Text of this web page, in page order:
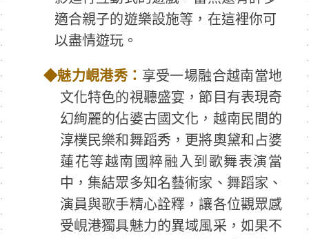
適合親子的遊樂設施等，在這裡你可
以盡情遊玩。
◆魅力峴港秀： 享受一場融合越南當地
文化特色的視聽盛宴，節目有表現奇
幻絢麗的佔婆古國文化，越南民間的
淳樸民樂和舞蹈秀，更將奧黛和占婆
蓮花等越南國粹融入到歌舞表演當
中，集結眾多知名藝術家、舞蹈家、
演員與歌手精心詮釋，讓各位觀眾感
受峴港獨具魅力的異域風采，如果不